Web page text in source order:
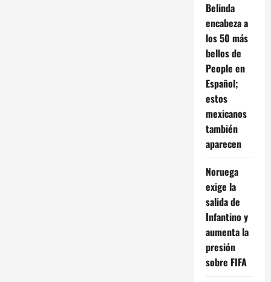
Belinda
encabeza a
los 50 más
bellos de
People en
Español;
estos
mexicanos
también
aparecen
Noruega
exige la
salida de
Infantino y
aumenta la
presión
sobre FIFA